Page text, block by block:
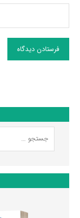
فرستادن دیدگاه